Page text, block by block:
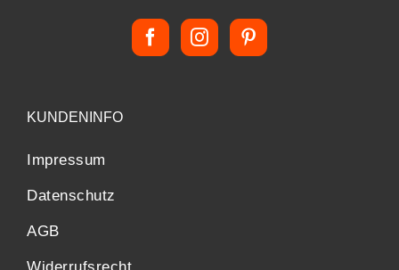
KUNDENINFO
Impressum
Datenschutz
AGB